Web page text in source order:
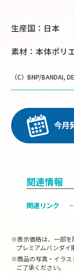
生産国：日本
素材：本体ポリ
（C）BNP/BANDAI,
関連情報
関連リンク
※表示価格は、一部を
プレミアムバンダイ
※商品の写真・イラス
ご了承ください。